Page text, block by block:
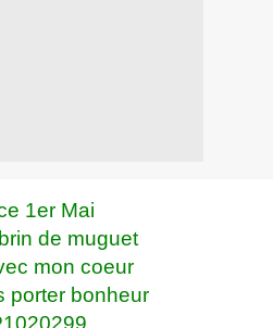
1er Mai
de muguet
mon coeur
porter bonheur